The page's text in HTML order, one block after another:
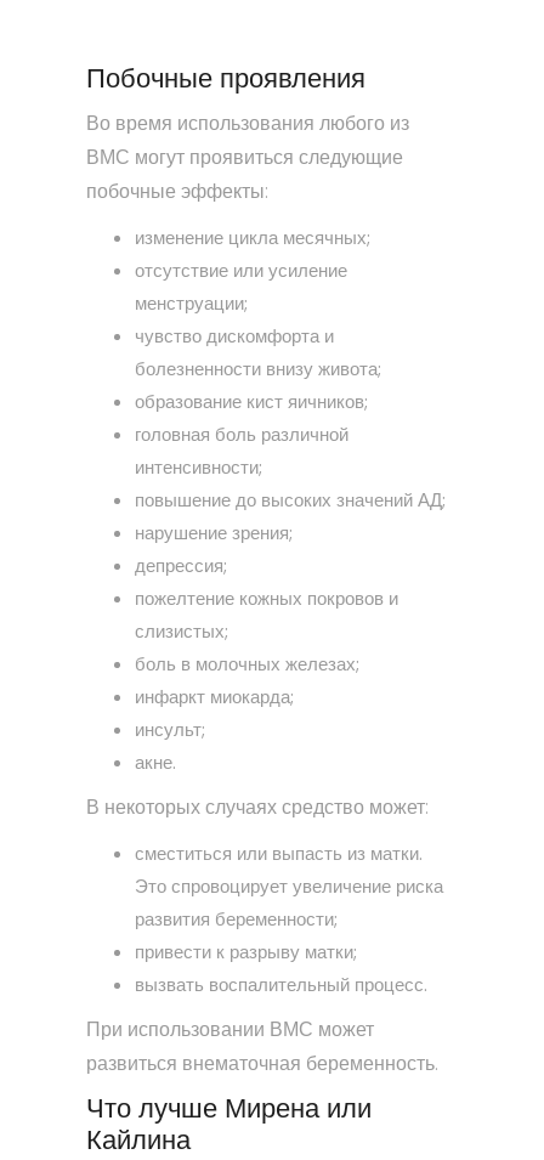
Побочные проявления
Во время использования любого из
ВМС могут проявиться следующие
побочные эффекты:
изменение цикла месячных;
отсутствие или усиление
менструации;
чувство дискомфорта и
болезненности внизу живота;
образование кист яичников;
головная боль различной
интенсивности;
повышение до высоких значений АД;
нарушение зрения;
депрессия;
пожелтение кожных покровов и
слизистых;
боль в молочных железах;
инфаркт миокарда;
инсульт;
акне.
В некоторых случаях средство может:
сместиться или выпасть из матки.
Это спровоцирует увеличение риска
развития беременности;
привести к разрыву матки;
вызвать воспалительный процесс.
При использовании ВМС может
развиться внематочная беременность.
Что лучше Мирена или
Кайлина